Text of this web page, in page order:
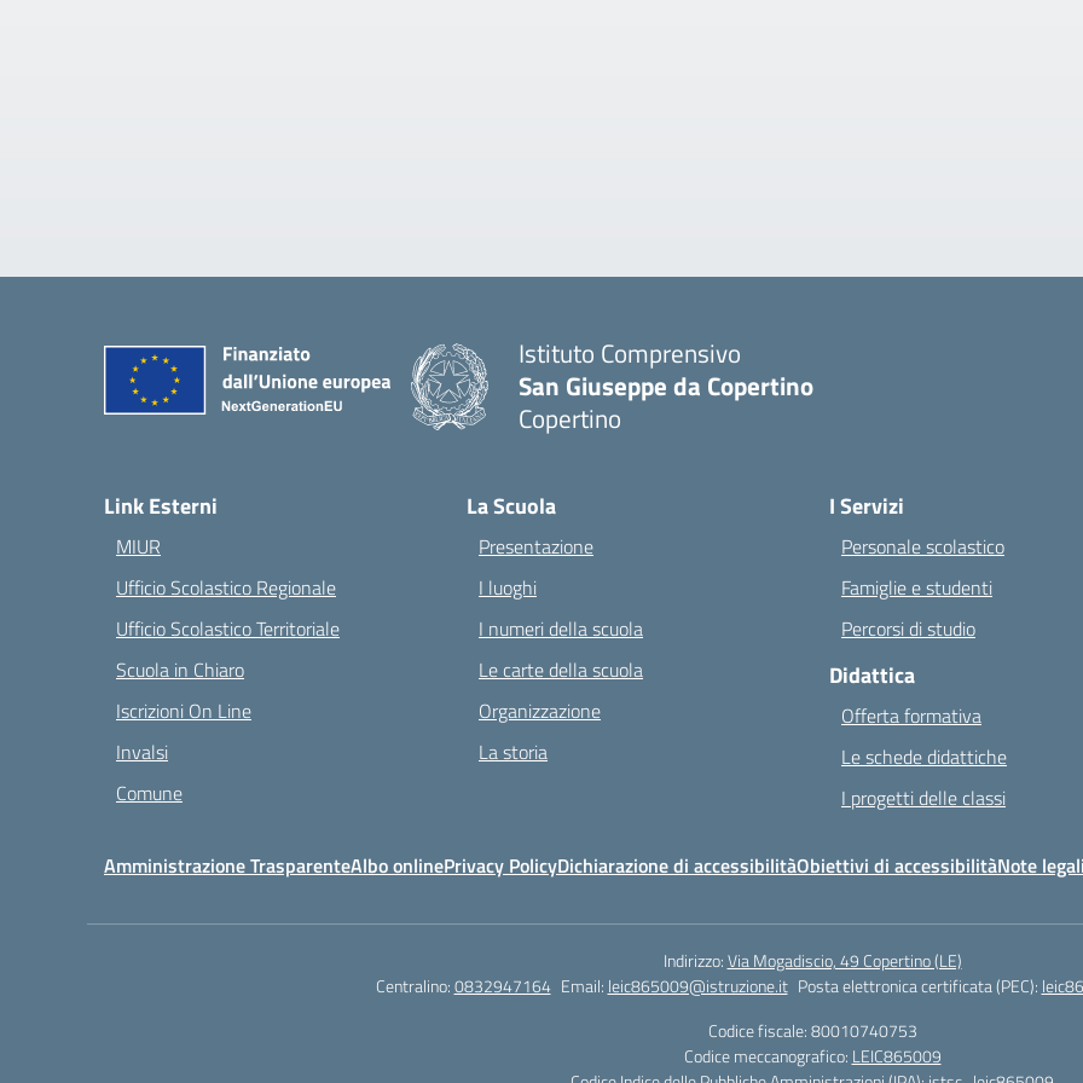
Istituto Comprensivo
San Giuseppe da Copertino
Copertino
Link Esterni
MIUR
Ufficio Scolastico Regionale
Ufficio Scolastico Territoriale
Scuola in Chiaro
Iscrizioni On Line
Invalsi
Comune
La Scuola
Presentazione
I luoghi
I numeri della scuola
Le carte della scuola
Organizzazione
La storia
I Servizi
Personale scolastico
Famiglie e studenti
Percorsi di studio
Didattica
Offerta formativa
Le schede didattiche
I progetti delle classi
Amministrazione TrasparenteAlbo onlinePrivacy PolicyDichiarazione di accessibilitàObiettivi di accessibilitàNote legali
Indirizzo:Via Mogadiscio, 49 Copertino (LE)
Centralino:0832947164 Email: leic865009@istruzione.it Posta elettronica certificata (PEC):
Codice fiscale: 80010740753
Codice meccanografico: LEIC865009